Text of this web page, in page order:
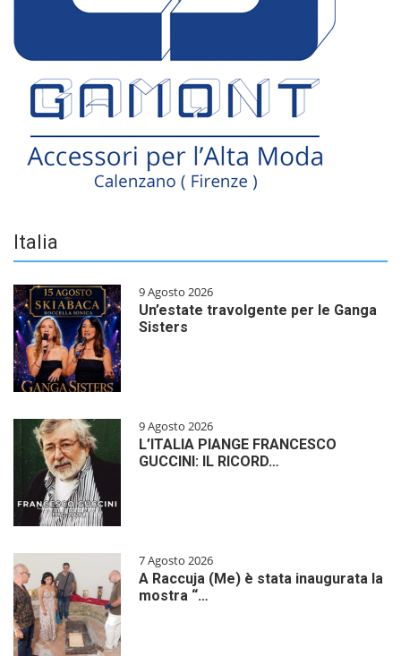
Italia
9 Agosto 2026
Un’estate travolgente per le Ganga
Sisters
9 Agosto 2026
L’ITALIA PIANGE FRANCESCO
GUCCINI: IL RICORD…
7 Agosto 2026
A Raccuja (Me) è stata inaugurata la
mostra “…